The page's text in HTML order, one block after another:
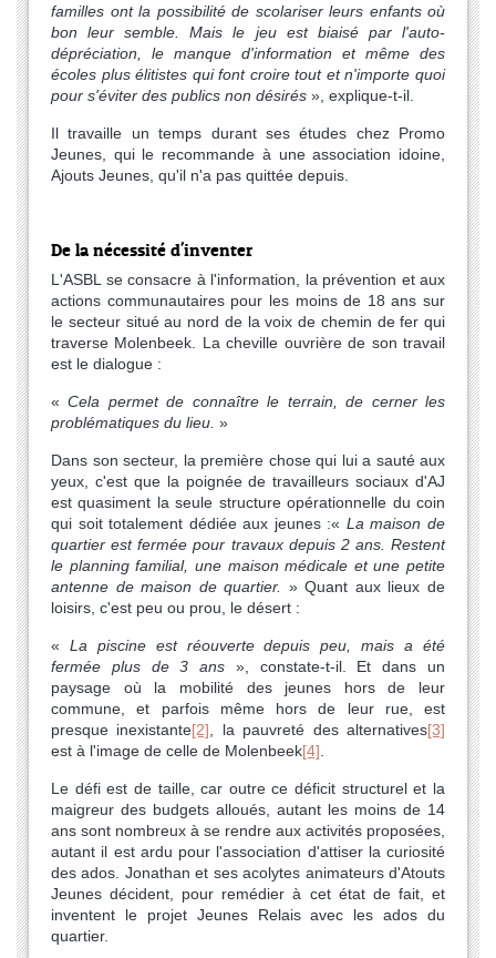
familles ont la possibilité de scolariser leurs enfants où
bon leur semble. Mais le jeu est biaisé par l'auto-
dépréciation, le manque d'information et même des
écoles plus élitistes qui font croire tout et n'importe quoi
pour s'éviter des publics non désirés », explique-t-il.
Il travaille un temps durant ses études chez Promo
Jeunes, qui le recommande à une association idoine,
Ajouts Jeunes, qu'il n'a pas quittée depuis.
De la nécessité d'inventer
L'ASBL se consacre à l'information, la prévention et aux
actions communautaires pour les moins de 18 ans sur
le secteur situé au nord de la voix de chemin de fer qui
traverse Molenbeek. La cheville ouvrière de son travail
est le dialogue :
«Cela permet de connaître le terrain, de cerner les
problématiques du lieu. »
Dans son secteur, la première chose qui lui a sauté aux
yeux, c'est que la poignée de travailleurs sociaux d'AJ
est quasiment la seule structure opérationnelle du coin
qui soit totalement dédiée aux jeunes :« La maison de
quartier est fermée pour travaux depuis 2 ans. Restent
le planning familial, une maison médicale et une petite
antenne de maison de quartier.
»Quant aux lieux de
loisirs, c'est peu ou prou, le désert :
« La piscine est réouverte depuis peu, mais a été
fermée plus de 3 ans », constate-t-il. Et dans un
paysage où la mobilité des jeunes hors de leur
commune, et parfois même hors de leur rue, est
presque inexistante[2] , la pauvreté des alternatives[3]
est à l'image de celle de Molenbeek[4]
Le défi est de taille, car outre ce déficit structurel et la
maigreur des budgets alloués, autant les moins de 14
ans sont nombreux à se rendre aux activités proposées,
autant il est ardu pour l'association d'attiser la curiosité
des ados. Jonathan et ses acolytes animateurs d'Atouts
Jeunes décident, pour remédier à cet état de fait, et
inventent le projet Jeunes Relais avec les ados du
quartier.